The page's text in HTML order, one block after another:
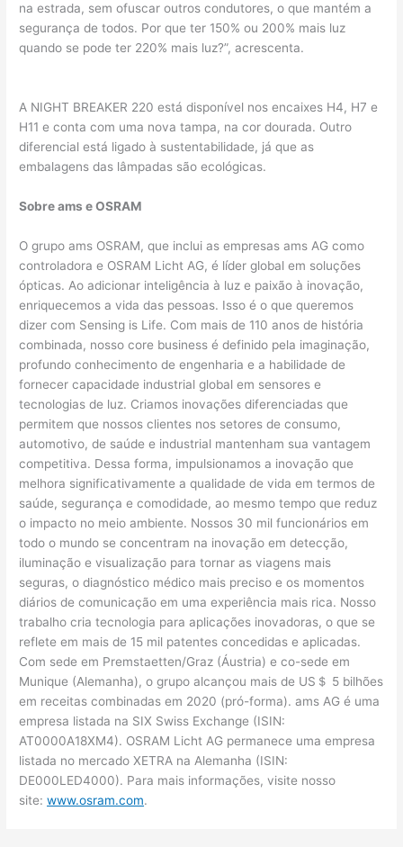
na estrada, sem ofuscar outros condutores, o que mantém a
segurança de todos. Por que ter 150% ou 200% mais luz
quando se pode ter 220% mais luz?”, acrescenta.
A NIGHT BREAKER 220 está disponível nos encaixes H4, H7 e
H11 e conta com uma nova tampa, na cor dourada. Outro
diferencial está ligado à sustentabilidade, já que as
embalagens das lâmpadas são ecológicas.
Sobre ams e OSRAM
O grupo ams OSRAM, que inclui as empresas ams AG como
controladora e OSRAM Licht AG, é líder global em soluções
ópticas. Ao adicionar inteligência à luz e paixão à inovação,
enriquecemos a vida das pessoas. Isso é o que queremos
dizer com Sensing is Life. Com mais de 110 anos de história
combinada, nosso core business é definido pela imaginação,
profundo conhecimento de engenharia e a habilidade de
fornecer capacidade industrial global em sensores e
tecnologias de luz. Criamos inovações diferenciadas que
permitem que nossos clientes nos setores de consumo,
automotivo, de saúde e industrial mantenham sua vantagem
competitiva. Dessa forma, impulsionamos a inovação que
melhora significativamente a qualidade de vida em termos de
saúde, segurança e comodidade, ao mesmo tempo que reduz
o impacto no meio ambiente. Nossos 30 mil funcionários em
todo o mundo se concentram na inovação em detecção,
iluminação e visualização para tornar as viagens mais
seguras, o diagnóstico médico mais preciso e os momentos
diários de comunicação em uma experiência mais rica. Nosso
trabalho cria tecnologia para aplicações inovadoras, o que se
reflete em mais de 15 mil patentes concedidas e aplicadas.
Com sede em Premstaetten/Graz (Áustria) e co-sede em
Munique (Alemanha), o grupo alcançou mais de US＄ 5 bilhões
em receitas combinadas em 2020 (pró-forma). ams AG é uma
empresa listada na SIX Swiss Exchange (ISIN:
AT0000A18XM4). OSRAM Licht AG permanece uma empresa
listada no mercado XETRA na Alemanha (ISIN:
DE000LED4000). Para mais informações, visite nosso
site: www.osram.com.